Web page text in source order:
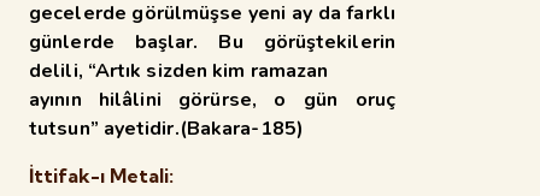
gecelerde görülmüşse yeni ay da farklı
günlerde başlar. Bu görüştekilerin
delili, “Artık sizden kim ramazan
ayının hilâlini görürse, o gün oruç
tutsun” ayetidir.(Bakara-185)
İttifak-ı Metali: